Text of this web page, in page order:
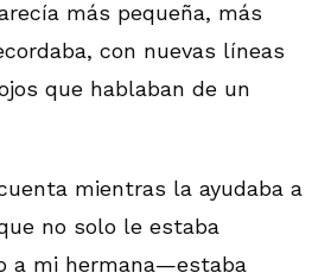
más pequeña, más
con nuevas líneas
que hablaban de un
mientras la ayudaba a
no solo le estaba
a mi hermana—estaba